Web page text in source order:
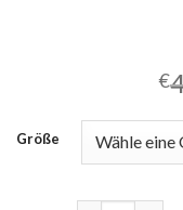
€
Größe